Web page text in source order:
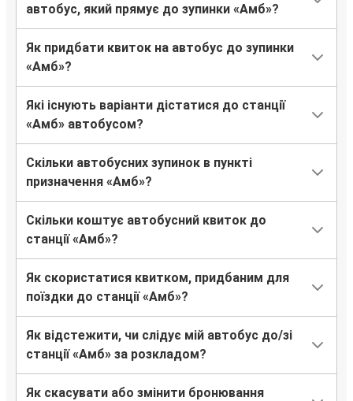
автобус, який прямує до зупинки «Амб»?
Як придбати квиток на автобус до зупинки
«Амб»?
Які існують варіанти дістатися до станції
«Амб» автобусом?
Скільки автобусних зупинок в пункті
призначення «Амб»?
Скільки коштує автобусний квиток до
станції «Амб»?
Як скористатися квитком, придбаним для
поїздки до станції «Амб»?
Як відстежити, чи слідує мій автобус до/зі
станції «Амб» за розкладом?
Як скасувати або змінити бронювання